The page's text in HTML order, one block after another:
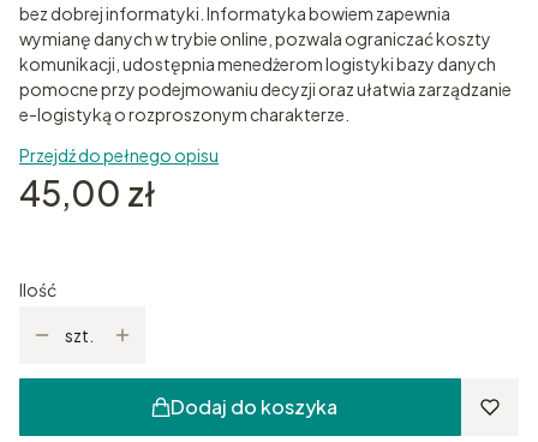
bez dobrej informatyki. Informatyka bowiem zapewnia
wymianę danych w trybie online, pozwala ograniczać koszty
komunikacji, udostępnia menedżerom logistyki bazy danych
pomocne przy podejmowaniu decyzji oraz ułatwia zarządzanie
e-logistyką o rozproszonym charakterze.
Przejdź do pełnego opisu
Cena
45,00 zł
Ilość
szt.
Dodaj do koszyka